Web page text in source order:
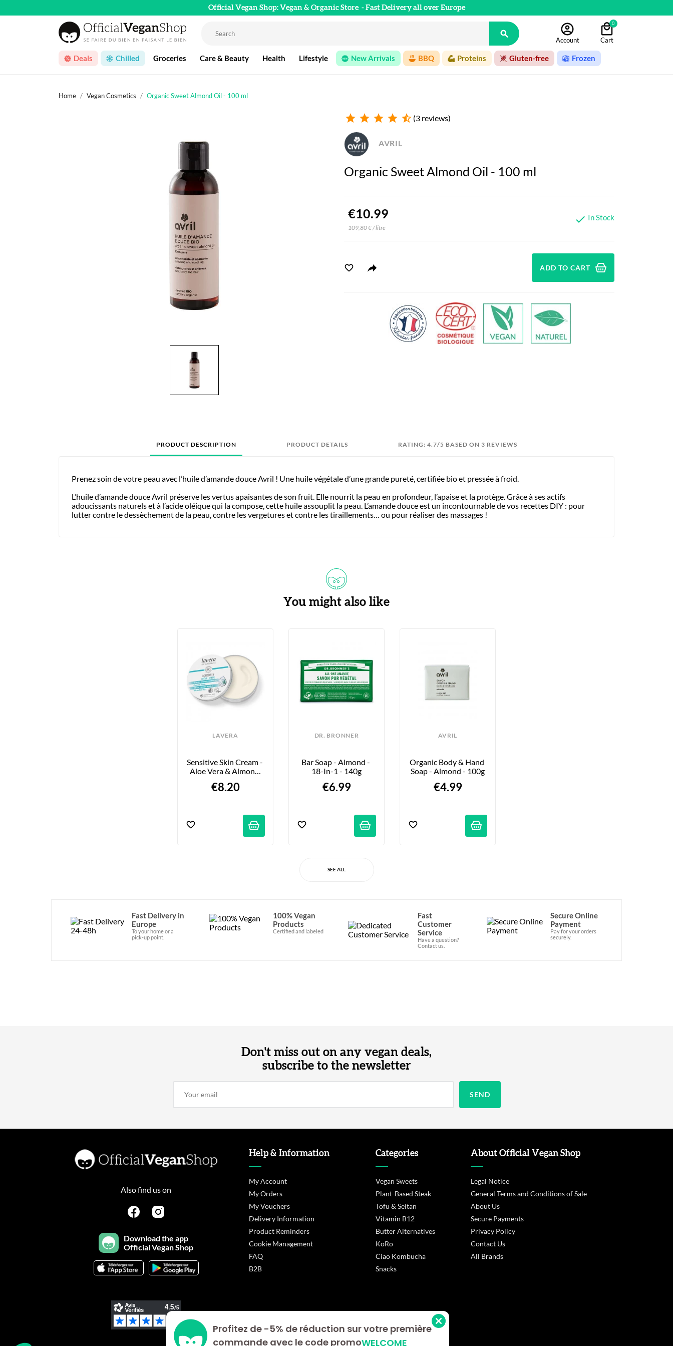
Official Vegan Shop: Vegan & Organic Store - Fast Delivery all over Europe

Account
0
Cart
Deals Chilled Groceries Care & Beauty Health Lifestyle New Arrivals BBQ Proteins Gluten-free Frozen
Home Vegan Cosmetics Organic Sweet Almond Oil - 100 ml
star star star star star_half (3 reviews)
Organic Sweet Almond Oil - 100 ml
AVRIL
€10.99
109,80 € / litre
 In Stock
ADD TO CART
PRODUCT DESCRIPTION PRODUCT DETAILS RATING: 4.7/5 BASED ON 3 REVIEWS
Prenez soin de votre peau avec l’huile d’amande douce Avril ! Une huile végétale d’une grande pureté, certifiée bio et pressée à froid.
L’huile d’amande douce Avril préserve les vertus apaisantes de son fruit. Elle nourrit la peau en profondeur, l’apaise et la protège. Grâce à ses actifs
adoucissants naturels et à l’acide oléique qui la compose, cette huile assouplit la peau. L’amande douce est un incontournable de vos recettes DIY : pour
lutter contre le dessèchement de la peau, contre les vergetures et contre les tiraillements… ou pour réaliser des massages !
You might also like
LAVERA
Sensitive Skin Cream -
Aloe Vera & Almond
€8.20
DR. BRONNER
Bar Soap - Almond -
18-In-1 - 140g
€6.99
AVRIL
Organic Body & Hand
Soap - Almond - 100g
€4.99
SEE ALL
Fast Delivery in
Europe
To your home or a
pick-up point.
100% Vegan
Products
Certified and labeled
Fast
Customer
Service
Have a question?
Contact us.
Secure Online
Payment
Pay for your orders
securely.
Don't miss out on any vegan deals,
subscribe to the newsletter
Also find us on
Download the app
Official Vegan Shop
Help & Information
My Account
My Orders
My Vouchers
Delivery Information
Product Reminders
Cookie Management
FAQ
B2B
Categories
Vegan Sweets
Plant-Based Steak
Tofu & Seitan
Vitamin B12
Butter Alternatives
KoRo
Ciao Kombucha
Snacks
About Official Vegan Shop
Legal Notice
General Terms and Conditions of Sale
About Us
Secure Payments
Privacy Policy
Contact Us
All Brands
Profitez de -5% de réduction sur votre première
commande avec le code promoWELCOME
Plateforme de Gestion du Consentement : Personnalisez vos Options